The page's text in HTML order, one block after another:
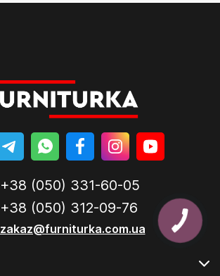
+38 (050) 331-60-05
+38 (050) 312-09-76
zakaz@furniturka.com.ua
КНОПКА
ЗВ'ЯЗКУ